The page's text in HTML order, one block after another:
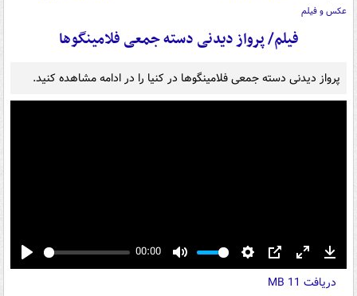
عکس و فیلم
فیلم/ پرواز دیدنی دسته جمعی فلامینگوها
پرواز دیدنی دسته جمعی فلامینگوها در کنیا را در ادامه مشاهده کنید.
Play
00:00
Mute Settings
PIP Enter
fullscreen
دریافت 11 MB